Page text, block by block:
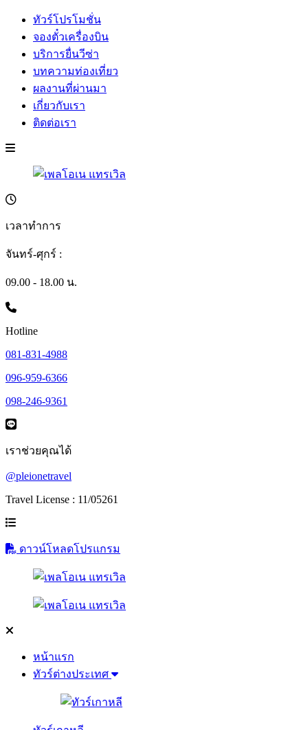
ทัวร์โปรโมชั่น
จองตั๋วเครื่องบิน
บริการยื่นวีซ่า
บทความท่องเที่ยว
ผลงานที่ผ่านมา
เกี่ยวกับเรา
ติดต่อเรา
เวลาทำการ
จันทร์-ศุกร์ :
09.00 - 18.00 น.
Hotline
081-831-4988
096-959-6366
098-246-9361
เราช่วยคุณได้
@pleionetravel
Travel License : 11/05261
ดาวน์โหลดโปรแกรม
หน้าแรก
ทัวร์ต่างประเทศ